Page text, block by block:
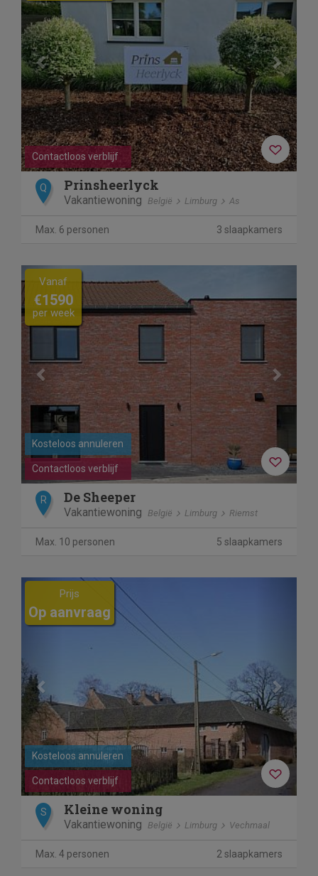
Contactloos verblijf
Q Prinsheerlyck
Vakantiewoning België Limburg As
Max. 6 personen 3 slaapkamers
Previous
Contactloos verblijf
Kosteloos annuleren
Vanaf
€1590
per week
R De Sheeper
Vakantiewoning België Limburg Riemst
Max. 10 personen 5 slaapkamers
Previous
Contactloos verblijf
Kosteloos annuleren
Prijs
Op aanvraag
S Kleine woning
Vakantiewoning België Limburg Vechmaal
Max. 4 personen 2 slaapkamers